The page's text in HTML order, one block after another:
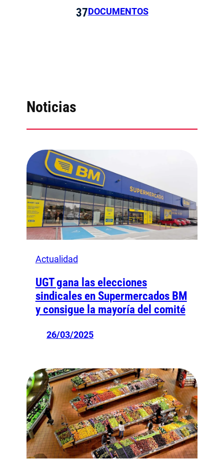
37DOCUMENTOS
Noticias
Actualidad
UGT gana las elecciones
sindicales en Supermercados BM
y consigue la mayoría del comité
26/03/2025